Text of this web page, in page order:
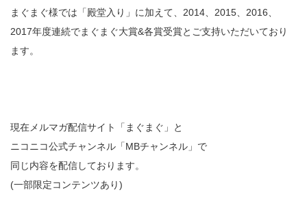
まぐまぐ様では「殿堂入り」に加えて、2014、2015、2016、
2017年度連続でまぐまぐ大賞&各賞受賞とご支持いただいており
ます。
現在メルマガ配信サイト「まぐまぐ」と
ニコニコ公式チャンネル「MBチャンネル」で
同じ内容を配信しております。
(一部限定コンテンツあり)